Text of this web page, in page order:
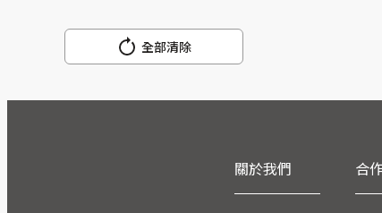
全部清除
關於我們 合